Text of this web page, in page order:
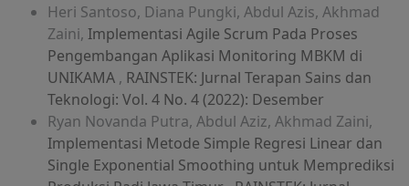
Heri Santoso, Diana Pungki, Abdul Azis, Akhmad
Zaini, Implementasi Agile Scrum Pada Proses
Pengembangan Aplikasi Monitoring MBKM di
UNIKAMA , RAINSTEK: Jurnal Terapan Sains dan
Teknologi: Vol. 4 No. 4 (2022): Desember
Ryan Novanda Putra, Abdul Aziz, Akhmad Zaini,
Implementasi Metode Simple Regresi Linear dan
Single Exponential Smoothing untuk Memprediksi